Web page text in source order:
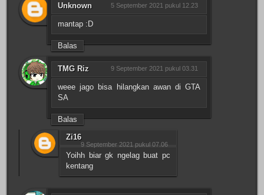
Unknown 5 September 2021 pukul 12.23
mantap :D
Balas
TMG Riz 9 September 2021 pukul 03.31
weee jago bisa hilangkan awan di GTA
SA
Balas
Zi16
9 September 2021 pukul 07.06
Yoihh biar gk ngelag buat pc
kentang